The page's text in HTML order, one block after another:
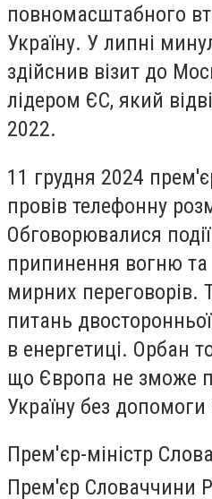
повномасштабного
Україну. У липні
здійснив візит до
лідером ЄС, який
2022.
11 грудня 2024
провів телефонну
Обговорювалися події
припинення вогню та
мирних переговорів.
питань
в енергетиці. Орбан
що Європа не зможе
Україну без
Прем'єр-міністр
Прем'єр Словаччини